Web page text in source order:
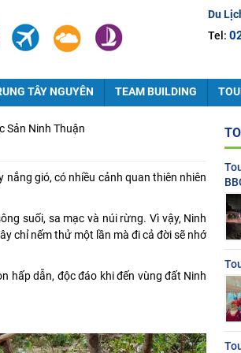
Du
Tel:
TÂY NGUYÊN TEAM BUILDING
Sản Ninh Thuận
gió, có nhiều cảnh quan thiên nhiên
suối, sa mạc và núi rừng. Vì vậy, Ninh
chỉ nếm thử một lần mà đi cả đời sẽ nhớ
hấp dẫn, độc đáo khi đến vùng đất Ninh